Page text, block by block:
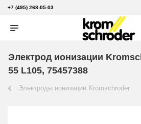
+7 (495) 268-05-03
Электрод ионизации
55 L105, 75457388
Электроды ионизации Kromschroder